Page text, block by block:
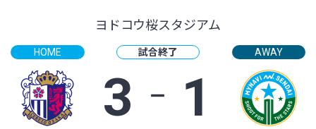
ヨドコウ桜スタジアム
HOME 試合終了
3‐ 1
AWAY